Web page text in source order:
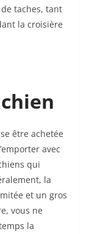
taches, tant
la croisière
être achetée
avec
qui
la
et un gros
vous ne
la